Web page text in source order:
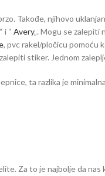
Takođe, njihovo
“ i “ Avery„. Mogu se zalepiti
, pvc rakel/pločicu pomoću
stiker. Jednom
ta razlika je
Za to je najbolje da